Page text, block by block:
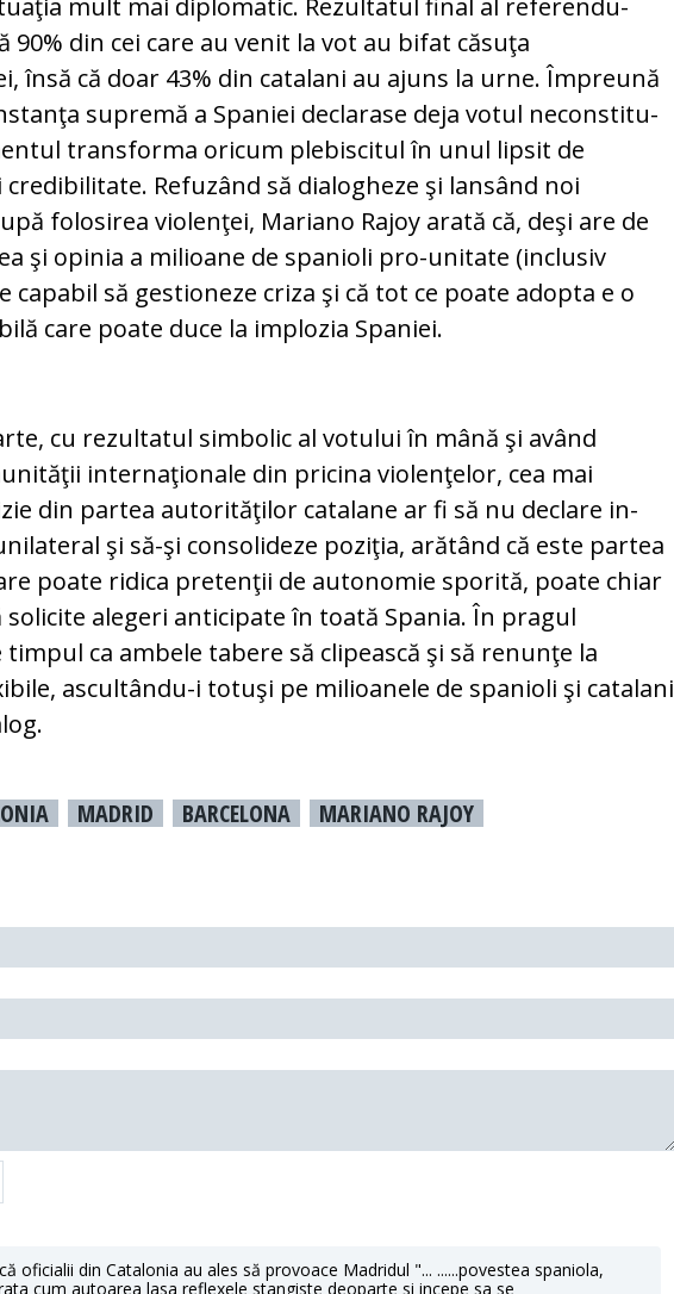
90% din cei care au venit la vot au bifat căsuţa
însă că doar 43% din catalani au ajuns la urne. Împreună
supremă a Spaniei declarase deja votul necons­ti­tu­
transforma oricum ple­bis­citul în unul lipsit de
Refuzând să dialogheze şi lan­sând noi
folosirea vio­len­ţei, Mariano Rajoy arată că, deşi are de
şi opinia a milioane de spanioli pro-unitate (inclusiv
capabil să gestioneze criza şi că tot ce poate adopta e o
care poate duce la implozia Spaniei.
cu rezultatul simbolic al vo­tului în mână şi având
internaţionale din pricina vio­len­ţelor, cea mai
din partea autorităţilor catalane ar fi să nu declare in­
şi să-şi consolideze poziţia, arătând că este partea
poate ridica pretenţii de autonomie spo­rită, poate chiar
ale­geri anticipate în toată Spania. În pra­gul
ca ambele tabere să clipească şi să renunţe la
ascultându-i totuşi pe milioanele de spanioli şi catalani
MADRID BARCELONA
MARIANO RAJOY
oficialii din Ca­talonia au ales să provoace Madridul "... ......povestea spaniola,
cum autoarea lasa reflexele stangiste deoparte si incepe sa se